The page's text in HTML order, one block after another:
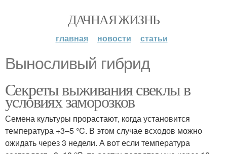
ДАЧНАЯ ЖИЗНЬ
главная новости статьи
Выносливый гибрид
Секреты выживания свеклы в
условиях заморозков
Семена культуры прорастают, когда установится
температура +3–5 °C. В этом случае всходов можно
ожидать через 3 недели. А вот если температура